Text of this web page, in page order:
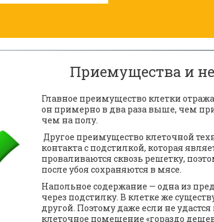
Приемущества и
Главное преимущество клетки
он примерно в два раза выше, чем
чем на полу.
контакта с подстилкой, которая
проваливаются сквозь решетку,
после убоя сохраняются в мясе.
Напольное содержание — одна из
через подстилку. В клетке же
другой. Поэтому даже если не
клеточное помещение «гораздо